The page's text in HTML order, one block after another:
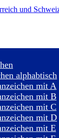
alphabtisch
mit A
mit B
mit C
mit D
mit E